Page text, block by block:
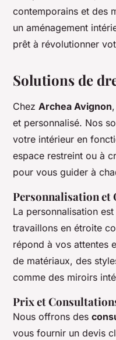
contemporains et des
un aménagement
prêt à révolutionner
Solutions de
Chez Archea Avignon
et personnalisé. Nos
votre intérieur en
espace restreint ou à
pour vous guider à
Personnalisation
La personnalisation
travaillons en étroite
répond à vos attentes
de matériaux, des
comme des miroirs
Prix et
Nous offrons des
vous fournir un devis